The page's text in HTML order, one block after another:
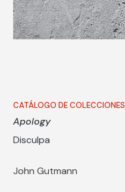
CATÁLOGO DE COLECCIONES
Apology
Disculpa
John Gutmann